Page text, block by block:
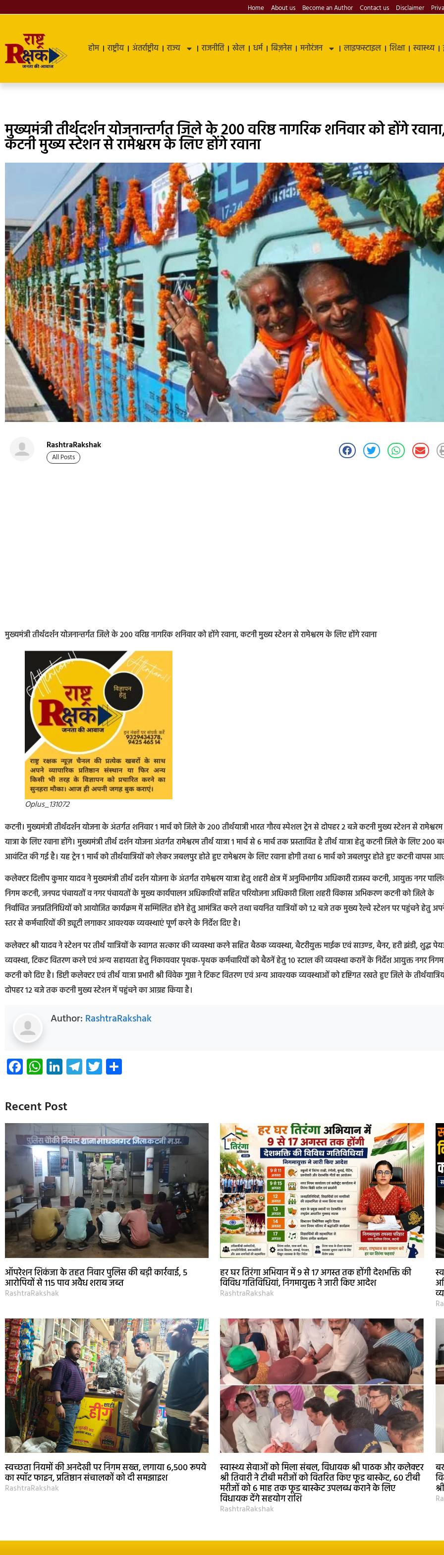
Home About us Become an Author Contact us Disclaimer
होम राष्ट्रीय अंतर्राष्ट्रीय राज्य राजनीति खेल धर्म बिज़नेस मनोरंजन लाइफस्टाइल शिक्षा स्वास्थ्य
मुख्यमंत्री तीर्थदर्शन योजनान्तर्गत जिले के 200 वरिष्ठ नागरिक शनिवार को होंगे
कटनी मुख्य स्टेशन से रामेश्वरम के लिए होंगे रवाना
RashtraRakshak
All Posts
मुख्यमंत्री तीर्थदर्शन योजनान्तर्गत जिले के 200 वरिष्ठ नागरिक शनिवार को होंगे रवाना, कटनी मुख्य स्टेशन से रामेश्वरम के लिए होंगे रवाना
Oplus_131072
कटनी। मुख्यमंत्री तीर्थदर्शन योजना के अंतर्गत शनिवार 1 मार्च को जिले के 200 तीर्थयात्री भारत गौरव स्पेशल ट्रेन से दोपहर 2 बजे कटनी मुख्य स्टेशन से रामेश्वरम
यात्रा के लिए रवाना होंगे। मुख्यमंत्री तीर्थ दर्शन योजना अंतर्गत रामेश्वरम तीर्थ यात्रा 1 मार्च से 6 मार्च तक प्रस्तावित है तीर्थ यात्रा हेतु कटनी जिले के लिए 200
आवंटित की गई है। यह ट्रेन 1 मार्च को तीर्थयात्रियों को लेकर जबलपुर होते हुए रामेश्वरम के लिए रवाना होगी तथा 6 मार्च को जबलपुर होते हुए कटनी वापस
कलेक्टर दिलीप कुमार यादव ने मुख्यमंत्री तीर्थ दर्शन योजना के अंतर्गत रामेश्वरम यात्रा हेतु शहरी क्षेत्र में अनुविभागीय अधिकारी राजस्व कटनी, आयुक्त नगर
निगम कटनी, जनपद पंचायतों व नगर पंचायतों के मुख्य कार्यपालन अधिकारियों सहित परियोजना अधिकारी जिला शहरी विकास अभिकरण कटनी को जिले के
निर्वाचित जनप्रतिनिधियों को आयोजित कार्यक्रम में सम्मिलित होने हेतु आमंत्रित करने तथा चयनित यात्रियों को 12 बजे तक मुख्य रेल्वे स्टेशन पर पहुंचने हेतु
स्तर से कर्मचारियों की ड्यूटी लगाकर आवश्यक व्यवस्थाएं पूर्ण करने के निर्देश दिए है।
कलेक्टर श्री यादव ने स्टेशन पर तीर्थ यात्रियों के स्वागत सत्कार की व्यवस्था करने सहित बैठक व्यवस्था, बैटरीयुक्त माईक एवं साउण्ड, बैनर, हरी झंडी, शुद्ध
व्यवस्था, टिकट वितरण करने एवं अन्य सहायता हेतु निकायवार पृथक-पृथक कर्मचारियों को बैठनें हेतु 10 स्टाल की व्यवस्था करानें के निर्देश आयुक्त नगर निगम
कटनी को दिए है। डिप्टी कलेक्टर एवं तीर्थ यात्रा प्रभारी श्री विवेक गुप्ता ने टिकट वितरण एवं अन्य आवश्यक व्यवस्थाओं को दृष्टिगत रखते हुए जिले के
दोपहर 12 बजे तक कटनी मुख्य स्टेशन में पहुंचने का आग्रह किया है।
Author: RashtraRakshak
Facebook
WhatsApp
LinkedIn
Telegram
Twitter
Recent Post
ऑपरेशन शिकंजा के तहत निवार पुलिस की बड़ी कार्रवाई, 5
आरोपियों से 115 पाव अवैध शराब जब्त
RashtraRakshak
हर घर तिरंगा अभियान में 9 से 17 अगस्त तक होंगी देशभक्ति की
विविध गतिविधियां, निगमायुक्त ने जारी किए आदेश
RashtraRakshak
स्वच्छता नियमों की अनदेखी पर निगम सख्त, लगाया 6,500 रूपये
का स्पॉट फाइन, प्रतिष्ठान संचालकों को दी समझाइश
RashtraRakshak
स्वास्थ्य सेवाओं को मिला संबल, विधायक श्री पाठक और कलेक्टर
श्री तिवारी ने टीबी मरीजों को वितरित किए फूड बास्केट, 60 टीबी
मरीजों को 6 माह तक फूड बास्केट उपलब्ध कराने के लिए
विधायक देंगे सहयोग राशि
RashtraRakshak